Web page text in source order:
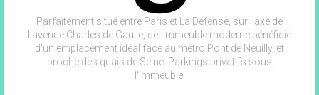
Parfaitement situé entre Paris et La Défense, sur l'axe de
l'avenue Charles de Gaulle, cet immeuble moderne bénéficie
d'un emplacement idéal face au métro Pont de Neuilly, et
proche des quais de Seine. Parkings privatifs sous
l'immeuble.